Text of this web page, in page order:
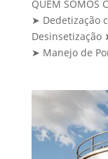
QUEM SOMOS
➤ Dedetização
Desinsetização
➤ Manejo de